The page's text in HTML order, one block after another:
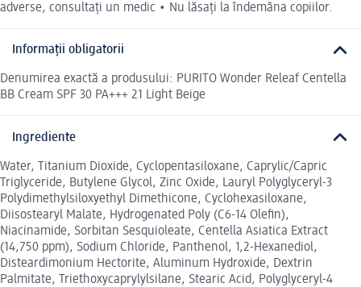
adverse, consultați un medic • Nu lăsați la îndemâna copiilor.
Informații obligatorii
Denumirea exactă a produsului: PURITO Wonder Releaf Centella
BB Cream SPF 30 PA+++ 21 Light Beige
Ingrediente
Water, Titanium Dioxide, Cyclopentasiloxane, Caprylic/Capric
Triglyceride, Butylene Glycol, Zinc Oxide, Lauryl Polyglyceryl-3
Polydimethylsiloxyethyl Dimethicone, Cyclohexasiloxane,
Diisostearyl Malate, Hydrogenated Poly (C6-14 Olefin),
Niacinamide, Sorbitan Sesquioleate, Centella Asiatica Extract
(14,750 ppm), Sodium Chloride, Panthenol, 1,2-Hexanediol,
Disteardimonium Hectorite, Aluminum Hydroxide, Dextrin
Palmitate, Triethoxycaprylylsilane, Stearic Acid, Polyglyceryl-4